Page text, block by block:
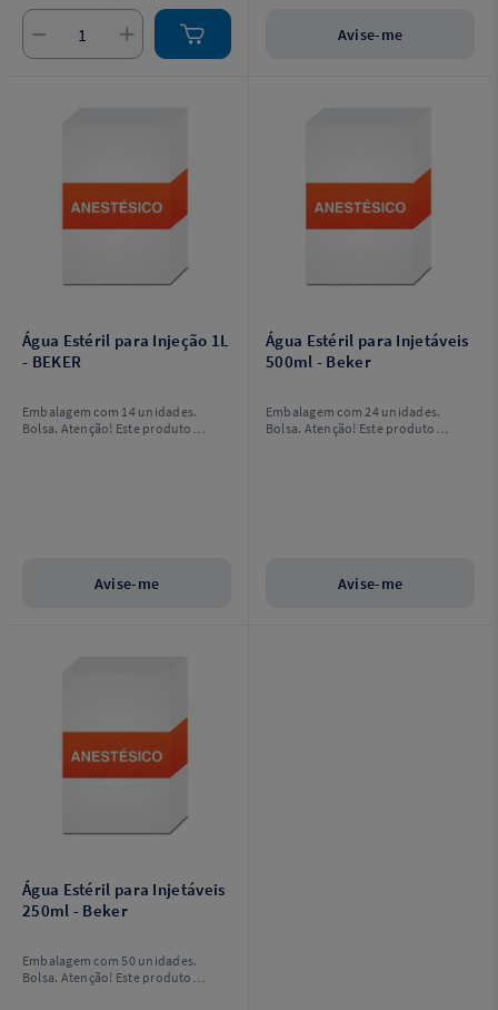
Avise-me
Água Estéril para Injeção 1L
- BEKER
Embalagem com 14 unidades.
Bolsa. Atenção! Este produto
Avise-me
Água Estéril para Injetáveis
500ml - Beker
Embalagem com 24 unidades.
Bolsa. Atenção! Este produto
Avise-me
Água Estéril para Injetáveis
250ml - Beker
Embalagem com 50 unidades.
Bolsa. Atenção! Este produto